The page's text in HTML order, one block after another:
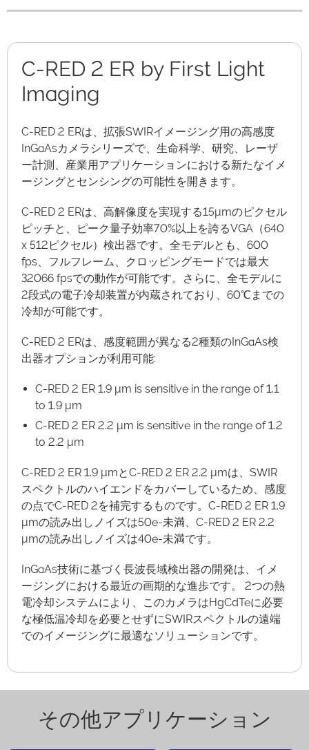
C-RED 2 ER by First Light
Imaging
C-RED 2 ERは、拡張SWIRイメージング用の高感度
InGaAsカメラシリーズで、生命科学、研究、レーザ
ー計測、産業用アプリケーションにおける新たなイメ
ージングとセンシングの可能性を開きます。
C-RED 2 ERは、高解像度を実現する15μmのピクセル
ピッチと、ピーク量子効率70%以上を誇るVGA（640
x 512ピクセル）検出器です。全モデルとも、600
fps、フルフレーム、クロッピングモードでは最大
32066 fpsでの動作が可能です。さらに、全モデルに
2段式の電子冷却装置が内蔵されており、60℃までの
冷却が可能です。
C-RED 2 ERは、感度範囲が異なる2種類のInGaAs検
出器オプションが利用可能:
C-RED 2 ER 1.9 μm is sensitive in the range of 1.1
to 1.9 μm
C-RED 2 ER 2.2 μm is sensitive in the range of 1.2
to 2.2 μm
C-RED 2 ER 1.9 μmとC-RED 2 ER 2.2 μmは、SWIR
スペクトルのハイエンドをカバーしているため、感度
の点でC-RED 2を補完するものです。C-RED 2 ER 1.9
μmの読み出しノイズは50e-未満、C-RED 2 ER 2.2
μmの読み出しノイズは40e-未満です。
InGaAs技術に基づく長波長域検出器の開発は、イメ
ージングにおける最近の画期的な進歩です。 2つの熱
電冷却システムにより、このカメラはHgCdTeに必要
な極低温冷却を必要とせずにSWIRスペクトルの遠端
でのイメージングに最適なソリューションです。
その他アプリケーション